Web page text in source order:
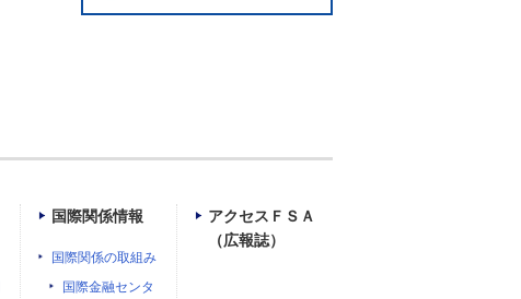
国際関係情報
国際関係の取組み
国際金融センタ
アクセスＦＳＡ
（広報誌）